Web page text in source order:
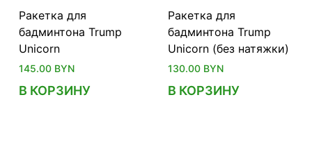
Ракетка для
бадминтона Trump
Unicorn
145.00 BYN
В КОРЗИНУ
Ракетка для
бадминтона Trump
Unicorn (без натяжки)
130.00 BYN
В КОРЗИНУ